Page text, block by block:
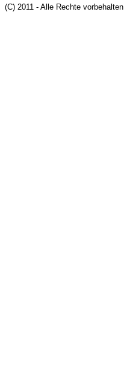
(C) 2011 - Alle Rechte vorbehalten